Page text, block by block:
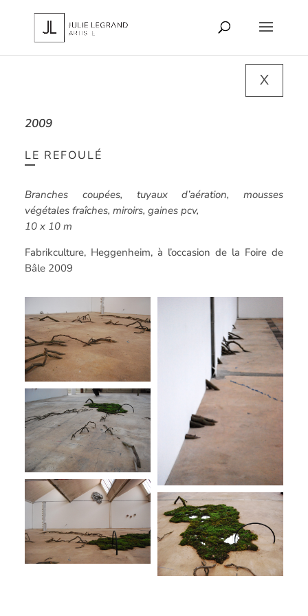
X
2009
LE REFOULÉ
Branches coupées, tuyaux d’aération, mousses
végétales fraîches, miroirs, gaines pcv,
10 x 10 m
Fabrikculture, Heggenheim, à l’occasion de la Foire de
Bâle 2009